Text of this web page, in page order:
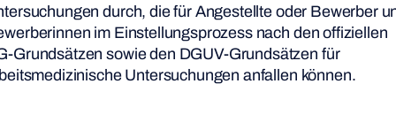
durch, die für Angestellte oder Bewerber
im Einstellungsprozess nach den offiziellen
Grundsätzen sowie den DGUV-Grundsätzen für
Untersuchungen anfallen können.